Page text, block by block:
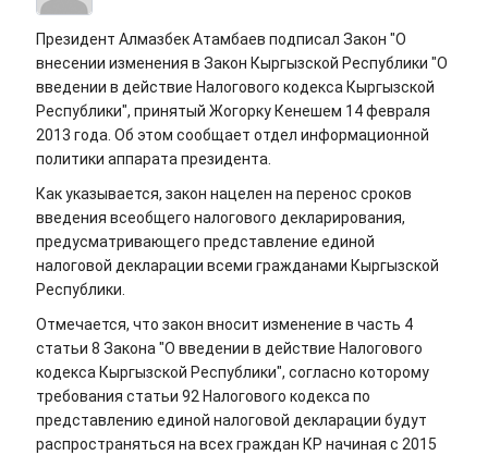
Президент Алмазбек Атамбаев подписал Закон "О
внесении изменения в Закон Кыргызской Республики "О
введении в действие Налогового кодекса Кыргызской
Республики", принятый Жогорку Кенешем 14 февраля
2013 года. Об этом сообщает отдел информационной
политики аппарата президента.
Как указывается, закон нацелен на перенос сроков
введения всеобщего налогового декларирования,
предусматривающего представление единой
налоговой декларации всеми гражданами Кыргызской
Республики.
Отмечается, что закон вносит изменение в часть 4
статьи 8 Закона "О введении в действие Налогового
кодекса Кыргызской Республики", согласно которому
требования статьи 92 Налогового кодекса по
представлению единой налоговой декларации будут
распространяться на всех граждан КР начиная с 2015